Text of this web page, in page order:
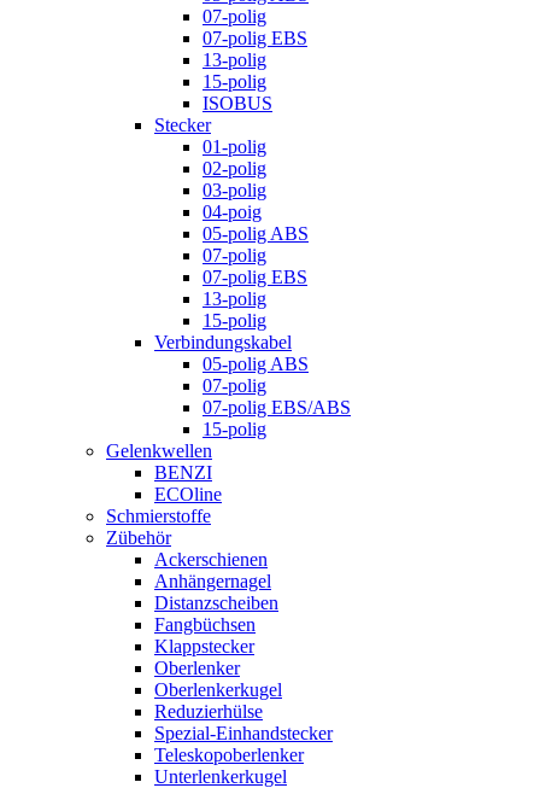
07-polig
07-polig EBS
13-polig
15-polig
ISOBUS
Stecker
01-polig
02-polig
03-polig
04-poig
05-polig ABS
07-polig
07-polig EBS
13-polig
15-polig
Verbindungskabel
05-polig ABS
07-polig
07-polig EBS/ABS
15-polig
Gelenkwellen
BENZI
ECOline
Schmierstoffe
Zübehör
Ackerschienen
Anhängernagel
Distanzscheiben
Fangbüchsen
Klappstecker
Oberlenker
Oberlenkerkugel
Reduzierhülse
Spezial-Einhandstecker
Teleskopoberlenker
Unterlenkerkugel